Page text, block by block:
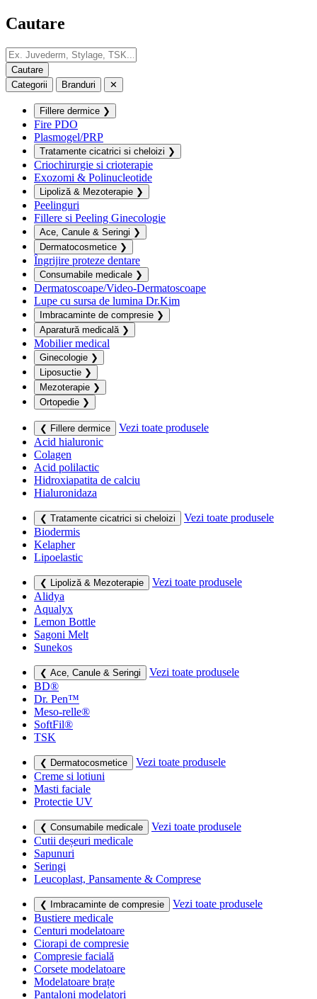
Cautare
Categorii Branduri ✕
Fillere dermice ❯
Fire PDO
Plasmogel/PRP
Tratamente cicatrici si cheloizi ❯
Criochirurgie si crioterapie
Exozomi & Polinucleotide
Lipoliză & Mezoterapie ❯
Peelinguri
Fillere si Peeling Ginecologie
Ace, Canule & Seringi ❯
Dermatocosmetice ❯
Îngrijire proteze dentare
Consumabile medicale ❯
Dermatoscoape/Video-Dermatoscoape
Lupe cu sursa de lumina Dr.Kim
Imbracaminte de compresie ❯
Aparatură medicală ❯
Mobilier medical
Ginecologie ❯
Liposuctie ❯
Mezoterapie ❯
Ortopedie ❯
❮ Fillere dermice
Vezi toate produsele
Acid hialuronic
Colagen
Acid polilactic
Hidroxiapatita de calciu
Hialuronidaza
❮ Tratamente cicatrici si cheloizi
Vezi toate produsele
Biodermis
Kelapher
Lipoelastic
❮ Lipoliză & Mezoterapie
Vezi toate produsele
Alidya
Aqualyx
Lemon Bottle
Sagoni Melt
Sunekos
❮ Ace, Canule & Seringi
Vezi toate produsele
BD®
Dr. Pen™
Meso-relle®
SoftFil®
TSK
❮ Dermatocosmetice
Vezi toate produsele
Creme si lotiuni
Masti faciale
Protectie UV
❮ Consumabile medicale
Vezi toate produsele
Cutii deșeuri medicale
Sapunuri
Seringi
Leucoplast, Pansamente & Comprese
❮ Imbracaminte de compresie
Vezi toate produsele
Bustiere medicale
Centuri modelatoare
Ciorapi de compresie
Compresie facială
Corsete modelatoare
Modelatoare brațe
Pantaloni modelatori